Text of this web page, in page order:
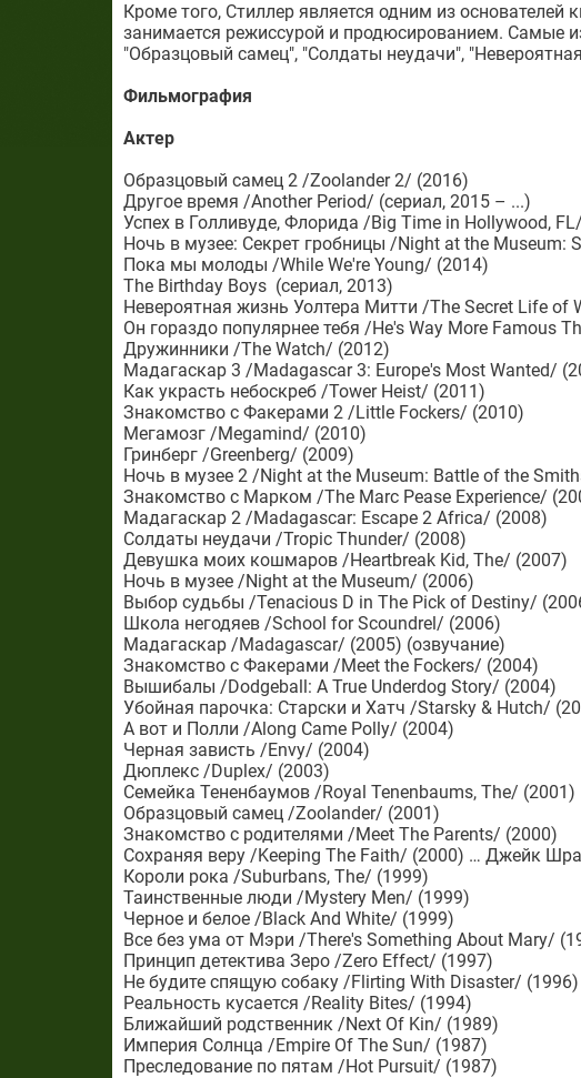
Кроме того, Стиллер является одним из основателей
занимается режиссурой и продюсированием. Самые
"Образцовый самец", "Солдаты неудачи",
Фильмография
Актер
Образцовый самец 2 /Zoolander 2/ (2016)
Другое время /Another Period/ (сериал, 2015 – ...)
Успех в Голливуде, Флорида /Big Time in Hollywood,
Ночь в музее: Секрет гробницы /Night at the Museum:
Пока мы молоды /While We're Young/ (2014)
The Birthday Boys (сериал, 2013)
Невероятная жизнь Уолтера Митти /The Secret Life of
Он гораздо популярнее тебя /He's Way More Famous
Дружинники /The Watch/ (2012)
Мадагаскар 3 /Madagascar 3: Europe's Most Wanted/
Как украсть небоскреб /Tower Heist/ (2011)
Знакомство с Факерами 2 /Little Fockers/ (2010)
Мегамозг /Megamind/ (2010)
Гринберг /Greenberg/ (2009)
Ночь в музее 2 /Night at the Museum: Battle of the
Знакомство с Марком /The Marc Pease Experience/
Мадагаскар 2 /Madagascar: Escape 2 Africa/ (2008)
Солдаты неудачи /Tropic Thunder/ (2008)
Девушка моих кошмаров /Heartbreak Kid, The/ (2007)
Ночь в музее /Night at the Museum/ (2006)
Выбор судьбы /Tenacious D in The Pick of Destiny/
Школа негодяев /School for Scoundrel/ (2006)
Мадагаскар /Madagascar/ (2005) (озвучание)
Знакомство с Факерами /Meet the Fockers/ (2004)
Вышибалы /Dodgeball: A True Underdog Story/ (2004)
Убойная парочка: Старски и Хатч /Starsky & Hutch/
А вот и Полли /Along Came Polly/ (2004)
Черная зависть /Envy/ (2004)
Дюплекс /Duplex/ (2003)
Семейка Тененбаумов /Royal Tenenbaums, The/ (2001)
Образцовый самец /Zoolander/ (2001)
Знакомство с родителями /Meet The Parents/ (2000)
Сохраняя веру /Keeping The Faith/ (2000) … Джейк
Короли рока /Suburbans, The/ (1999)
Таинственные люди /Mystery Men/ (1999)
Черное и белое /Black And White/ (1999)
Все без ума от Мэри /There's Something About Mary/
Принцип детектива Зеро /Zero Effect/ (1997)
Не будите спящую собаку /Flirting With Disaster/ (1996)
Реальность кусается /Reality Bites/ (1994)
Ближайший родственник /Next Of Kin/ (1989)
Империя Солнца /Empire Of The Sun/ (1987)
Преследование по пятам /Hot Pursuit/ (1987)